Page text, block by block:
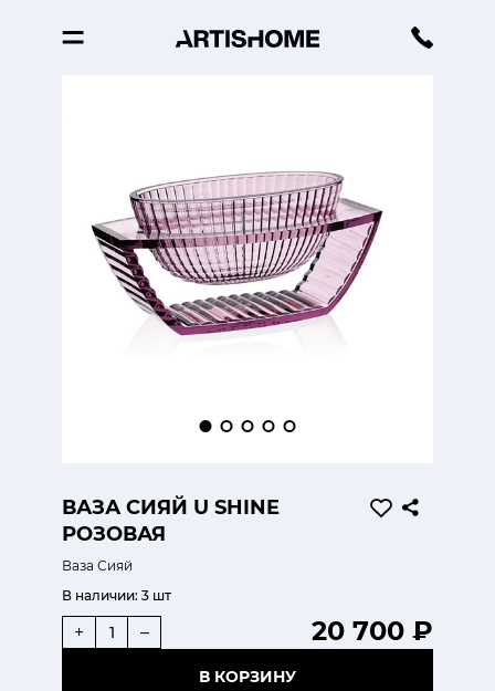
ВАЗА СИЯЙ U SHINE
РОЗОВАЯ
Ваза Сияй
В наличии: 3 шт
20 700 ₽
+ –
В КОРЗИНУ